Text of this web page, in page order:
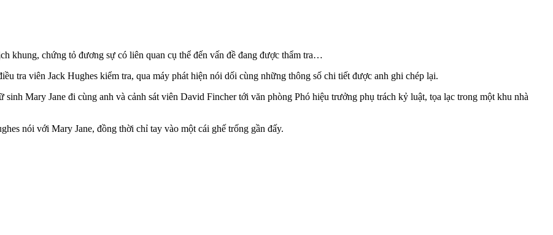
khung, chứng tỏ đương sự có liên quan cụ thể đến vấn đề đang được thẩm tra…
tra viên Jack Hughes kiểm tra, qua máy phát hiện nói dối cùng những thông số chi tiết được anh ghi chép lại.
Mary Jane đi cùng anh và cảnh sát viên David Fincher tới văn phòng Phó hiệu trưởng phụ trách kỷ luật, tọa lạc trong một khu nhà
nói với Mary Jane, đồng thời chỉ tay vào một cái ghế trống gần đấy.